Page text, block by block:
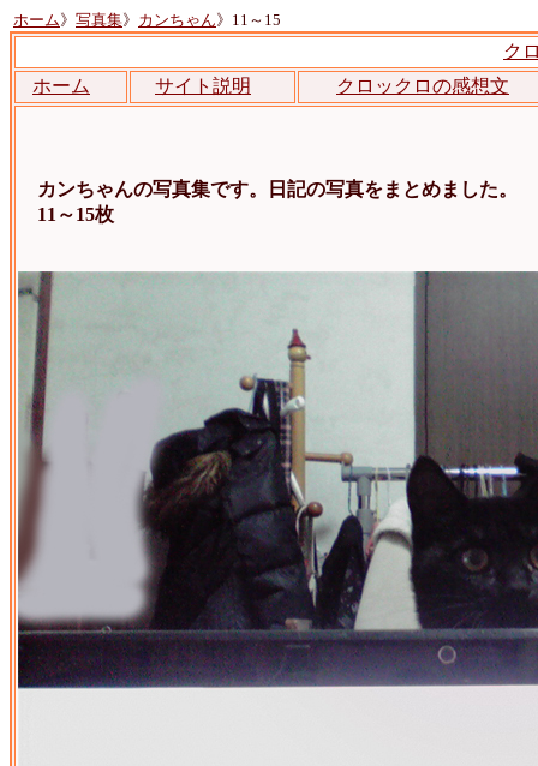
ホーム》 写真集》 カンちゃん》11～15
ク
ホーム
サイト説明 クロックロの感想文
カンちゃんの写真集です。日記の写真をまとめました。
11～15枚